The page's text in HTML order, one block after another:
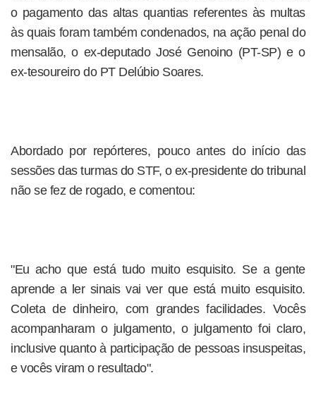
o pagamento das altas quantias referentes às multas
às quais foram também condenados, na ação penal do
mensalão, o ex-deputado José Genoino (PT-SP) e o
ex-tesoureiro do PT Delúbio Soares.
Abordado por repórteres, pouco antes do início das
sessões das turmas do STF, o ex-presidente do tribunal
não se fez de rogado, e comentou:
"Eu acho que está tudo muito esquisito. Se a gente
aprende a ler sinais vai ver que está muito esquisito.
Coleta de dinheiro, com grandes facilidades. Vocês
acompanharam o julgamento, o julgamento foi claro,
inclusive quanto à participação de pessoas insuspeitas,
e vocês viram o resultado".